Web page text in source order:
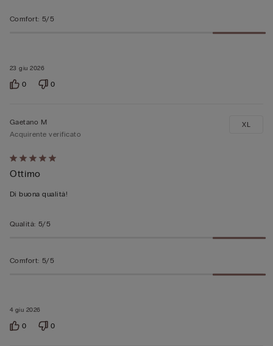
23 giu 2026
Comfort: 5/5
0 0
Valutato
5
su
4 giu 2026
Gaetano M
Acquirente verificato
Ottimo
Di buona qualità!
XL
Qualità: 5/5
Comfort: 5/5
0 0